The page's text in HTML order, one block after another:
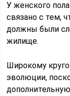
У женского
связано с тем,
должны были
жилище.
Широкому
эволюции,